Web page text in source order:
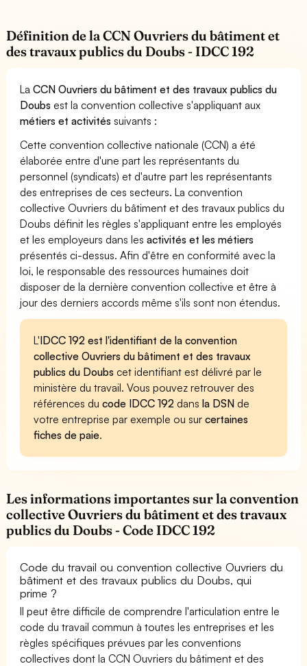
Définition de la CCN Ouvriers du bâtiment et
des travaux publics du Doubs - IDCC 192
LaCCN Ouvriers du bâtiment et des travaux publics du
Doubs est la convention collective s'appliquant aux
métiers et activités suivants :
Cette convention collective nationale (CCN) a été
élaborée entre d'une part les représentants du
personnel (syndicats) et d'autre part les représentants
des entreprises de ces secteurs. La convention
collective Ouvriers du bâtiment et des travaux publics du
Doubs définit les règles s'appliquant entre les employés
et les employeurs dans lesactivités et les métiers
présentés ci-dessus. Afin d'être en conformité avec la
loi, le responsable des ressources humaines doit
disposer de la dernière convention collective et être à
jour des derniers accords même s'ils sont non étendus.
L'IDCC 192 est l'identifiant de la convention
collective Ouvriers du bâtiment et des travaux
publics du Doubs cet identifiant est délivré par le
ministère du travail. Vous pouvez retrouver des
références ducode IDCC 192 dansla DSN de
votre entreprise par exemple ou surcertaines
fiches de paie.
Les informations importantes sur la convention
collective Ouvriers du bâtiment et des travaux
publics du Doubs - Code IDCC 192
Code du travail ou convention collective Ouvriers du
bâtiment et des travaux publics du Doubs, qui
prime ?
Il peut être difficile de comprendre l'articulation entre le
code du travail commun à toutes les entreprises et les
règles spécifiques prévues par les conventions
collectives dont la CCN Ouvriers du bâtiment et des